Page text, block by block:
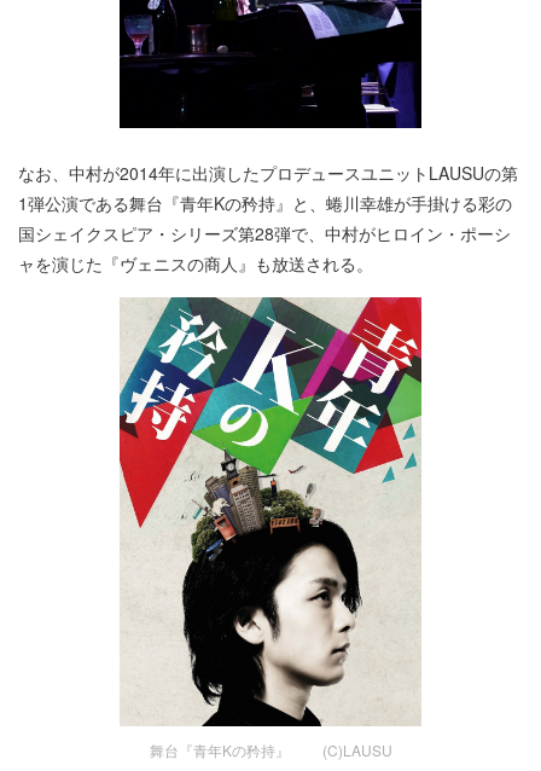
なお、中村が2014年に出演したプロデュースユニットLAUSUの第
1弾公演である舞台『青年Kの矜持』と、蜷川幸雄が手掛ける彩の
国シェイクスピア・シリーズ第28弾で、中村がヒロイン・ポーシ
ャを演じた『ヴェニスの商人』も放送される。
舞台『青年Kの矜持』 (C)LAUSU